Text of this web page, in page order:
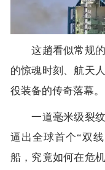
这趟看似常规的
的惊魂时刻、航天
役装备的传奇落幕。
一道毫米级裂纹
逼出全球首个“双
船，究竟如何在危